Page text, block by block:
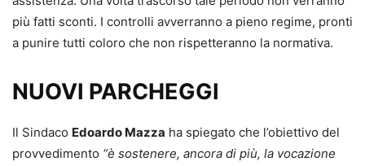
più fatti sconti. I controlli avverranno a pieno regime, pronti
a punire tutti coloro che non rispetteranno la normativa.
NUOVI PARCHEGGI
Il Sindaco Edoardo Mazza ha spiegato che l’obiettivo del
provvedimento “è sostenere, ancora di più, la vocazione